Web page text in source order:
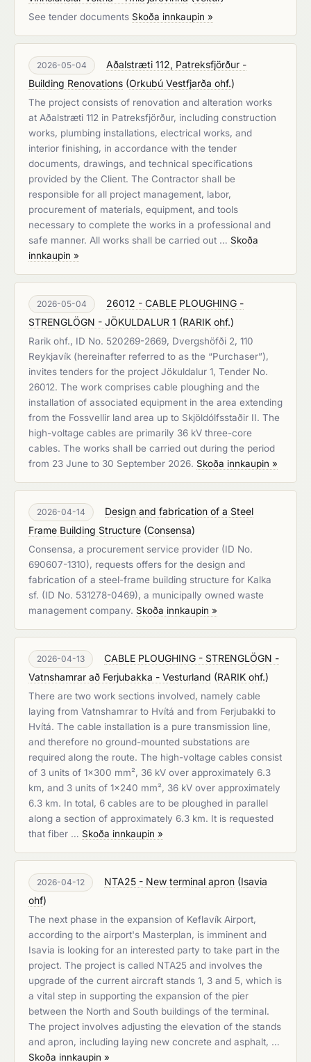
See tender documents Skoða innkaupin »
2026-05-04
Aðalstræti 112, Patreksfjörður -
Building Renovations (Orkubú Vestfjarða ohf.)
The project consists of renovation and alteration works
at Aðalstræti 112 in Patreksfjörður, including construction
works, plumbing installations, electrical works, and
interior finishing, in accordance with the tender
documents, drawings, and technical specifications
provided by the Client. The Contractor shall be
responsible for all project management, labor,
procurement of materials, equipment, and tools
necessary to complete the works in a professional and
safe manner. All works shall be carried out … Skoða
innkaupin »
2026-05-04
26012 - CABLE PLOUGHING -
STRENGLÖGN - JÖKULDALUR 1 (RARIK ohf.)
Rarik ohf., ID No. 520269-2669, Dvergshöfði 2, 110
Reykjavík (hereinafter referred to as the “Purchaser”),
invites tenders for the project Jökuldalur 1, Tender No.
26012. The work comprises cable ploughing and the
installation of associated equipment in the area extending
from the Fossvellir land area up to Skjöldólfsstaðir II. The
high-voltage cables are primarily 36 kV three-core
cables. The works shall be carried out during the period
from 23 June to 30 September 2026. Skoða innkaupin »
2026-04-14
Design and fabrication of a Steel
Frame Building Structure (Consensa)
Consensa, a procurement service provider (ID No.
690607-1310), requests offers for the design and
fabrication of a steel-frame building structure for Kalka
sf. (ID No. 531278-0469), a municipally owned waste
management company. Skoða innkaupin »
2026-04-13
CABLE PLOUGHING - STRENGLÖGN -
Vatnshamrar að Ferjubakka - Vesturland (RARIK ohf.)
There are two work sections involved, namely cable
laying from Vatnshamrar to Hvítá and from Ferjubakki to
Hvítá. The cable installation is a pure transmission line,
and therefore no ground-mounted substations are
required along the route. The high-voltage cables consist
of 3 units of 1x300 mm², 36 kV over approximately 6.3
km, and 3 units of 1x240 mm², 36 kV over approximately
6.3 km. In total, 6 cables are to be ploughed in parallel
along a section of approximately 6.3 km. It is requested
that fiber … Skoða innkaupin »
2026-04-12 NTA25 - New terminal apron (Isavia
ohf)
The next phase in the expansion of Keflavík Airport,
according to the airport's Masterplan, is imminent and
Isavia is looking for an interested party to take part in the
project. The project is called NTA25 and involves the
upgrade of the current aircraft stands 1, 3 and 5, which is
a vital step in supporting the expansion of the pier
between the North and South buildings of the terminal.
The project involves adjusting the elevation of the stands
and apron, including laying new concrete and asphalt, …
Skoða innkaupin »